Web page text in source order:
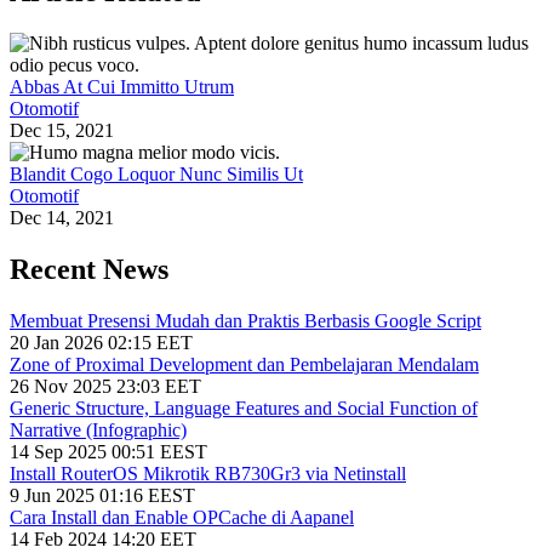
Abbas At Cui Immitto Utrum
Otomotif
Dec 15, 2021
Blandit Cogo Loquor Nunc Similis Ut
Otomotif
Dec 14, 2021
Recent News
Membuat Presensi Mudah dan Praktis Berbasis Google Script
20 Jan 2026 02:15 EET
Zone of Proximal Development dan Pembelajaran Mendalam
26 Nov 2025 23:03 EET
Generic Structure, Language Features and Social Function of
Narrative (Infographic)
14 Sep 2025 00:51 EEST
Install RouterOS Mikrotik RB730Gr3 via Netinstall
9 Jun 2025 01:16 EEST
Cara Install dan Enable OPCache di Aapanel
14 Feb 2024 14:20 EET